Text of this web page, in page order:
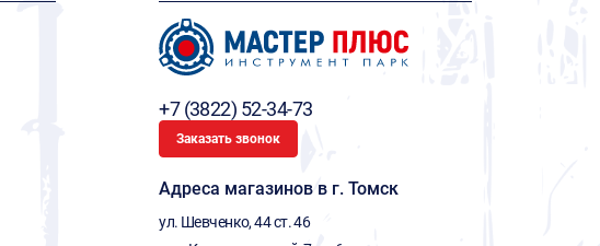
+7 (3822) 52-34-73
Заказать звонок
Адреса магазинов в г. Томск
ул. Шевченко, 44 ст. 46